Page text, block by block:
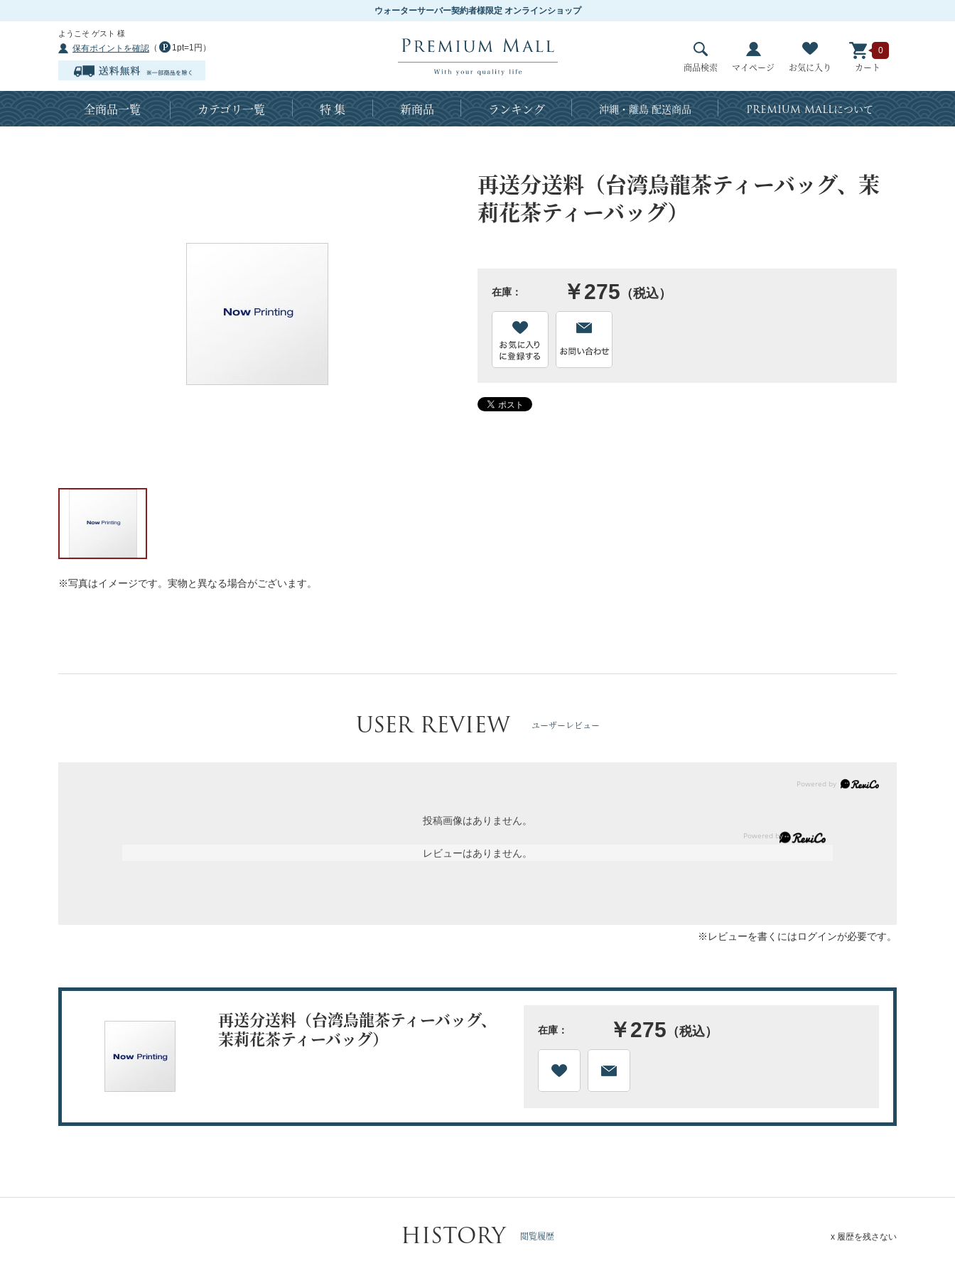
ウォーターサーバー契約者様限定 オンラインショップ
ようこそ ゲスト 様
保有ポイントを確認 （ 1pt=1円）
商品検索 マイページ お気に入り カート
0
全商品一覧 カテゴリ一覧 特 集 新商品 ランキング 沖縄・離島 配送商品 PREMIUM MALLについて
※写真はイメージです。実物と異なる場合がございます。
再送分送料（台湾烏龍茶ティーバッグ、茉
莉花茶ティーバッグ）
在庫： ￥275 （税込）
USER REVIEW ユーザーレビュー
投稿画像はありません。
レビューはありません。
※レビューを書くにはログインが必要です。
再送分送料（台湾烏龍茶ティーバッグ、
茉莉花茶ティーバッグ）
在庫： ￥275 （税込）
HISTORY 閲覧履歴 x 履歴を残さない